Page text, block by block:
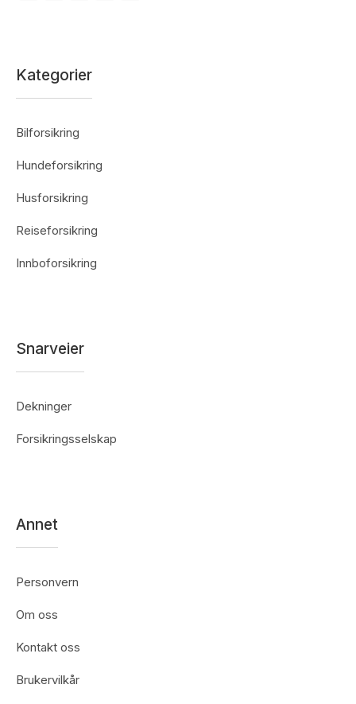
Kategorier
Bilforsikring
Hundeforsikring
Husforsikring
Reiseforsikring
Innboforsikring
Snarveier
Dekninger
Forsikringsselskap
Annet
Personvern
Om oss
Kontakt oss
Brukervilkår